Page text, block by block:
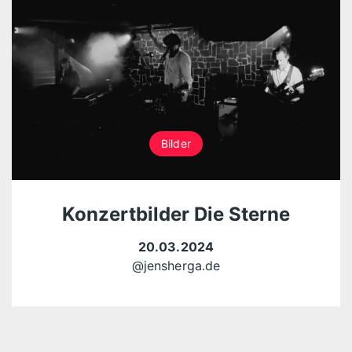
Bilder
Konzertbilder Die Sterne
20.03.2024
@jensherga.de